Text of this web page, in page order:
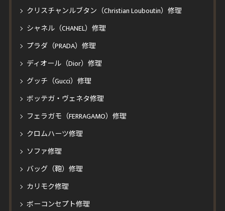
クリスチャンルブタン（Christian Louboutin）修理
シャネル（CHANEL）修理
プラダ（PRADA）修理
ディオール（Dior）修理
グッチ（Gucci）修理
ボッテガ・ヴェネタ修理
フェラガモ（FERRAGAMO）修理
クロムハーツ修理
ソファ修理
バッグ（鞄）修理
カリモク修理
ボーコンセプト修理